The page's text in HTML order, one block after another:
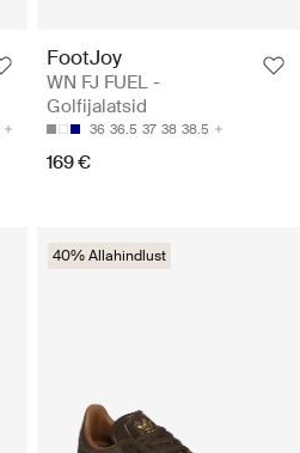
FootJoy
WN FJ FUEL -
Golfijalatsid
36 36.5 37 38 38.5
169 €
40% Allahindlust